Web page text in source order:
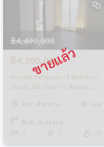
฿4,400,000
฿4,300,000
Rhythm Ratchada / 1 Bedroom
(SALE), ริทึ่ม รัชดา / 1 ห้องนอน
(ขาย) LIL027
รัชดา ห้วยขวาง
809
พื้นที่ : 46.94 ตร.ม.
1 1 10